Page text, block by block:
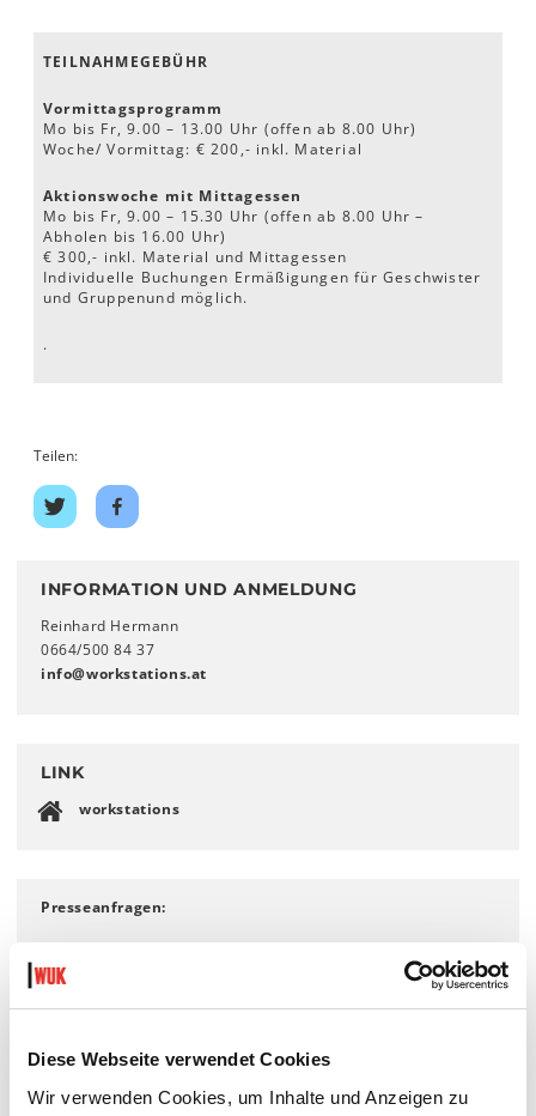
Diese Webseite verwendet Cookies
Wir verwenden Cookies, um Inhalte und Anzeigen zu
TEILNAHMEGEBÜHR
Vormittagsprogramm
Mo bis Fr, 9.00 – 13.00 Uhr (offen ab 8.00 Uhr)
Woche/ Vormittag: € 200,- inkl. Material
Aktionswoche mit Mittagessen
Mo bis Fr, 9.00 – 15.30 Uhr (offen ab 8.00 Uhr –
Abholen bis 16.00 Uhr)
€ 300,- inkl. Material und Mittagessen
Individuelle Buchungen Ermäßigungen für Geschwister
und Gruppenund möglich.
.
Teilen:
Auf
Twitter
Auf
Facebook
INFORMATION UND ANMELDUNG
Reinhard Hermann
0664/500 84 37
info@workstations.at
LINK
workstations
Presseanfragen:
rei.herrmann@aon.at
0664 500 84 37